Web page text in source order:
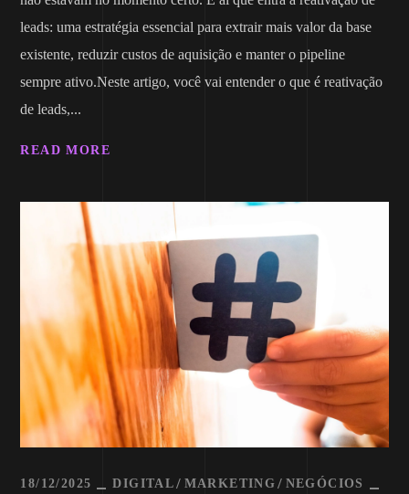
leads: uma estratégia essencial para extrair mais valor da base
existente, reduzir custos de aquisição e manter o pipeline
sempre ativo.Neste artigo, você vai entender o que é reativação
de leads,...
READ MORE
18/12/2025 DIGITAL MARKETING
NEGÓCIOS